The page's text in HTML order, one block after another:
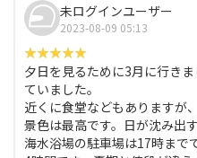
未ログインユーザー
2023-08-09 05:13
夕日を見るために3月に行き
ていました。
近くに食堂などもありますが
景色は最高です。日が沈み出
海水浴場の駐車場は17時まで